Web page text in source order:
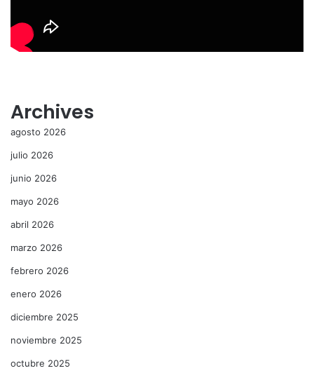
Archives
agosto 2026
julio 2026
junio 2026
mayo 2026
abril 2026
marzo 2026
febrero 2026
enero 2026
diciembre 2025
noviembre 2025
octubre 2025